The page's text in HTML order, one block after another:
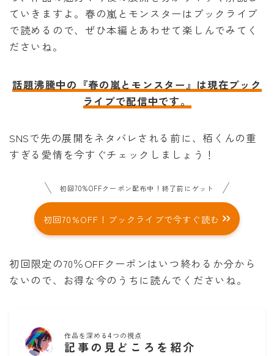
ある日お姫様になってしまった件について
幼馴染コンプレックス
ていきますよ。春の嵐とモンスターはブックライブ
で読めるので、ぜひ本編とあわせて楽しんでみてく
ださいね。
話題沸騰中の『春の嵐とモンスター』は現在ブック
ライブで配信中です。
SNSで先の展開をネタバレされる前に、栢くんの重
すぎる愛情を今すぐチェックしましょう！
初回70%OFFクーポン配布中！終了前にゲット
初回70%OFF！ブックライブで今すぐ読む
初回限定の70％OFFクーポンはいつ終わるか分から
ないので、お得な今のうちに読んでくださいね。
作品を深める4つの視点
記事の見どころを紹介